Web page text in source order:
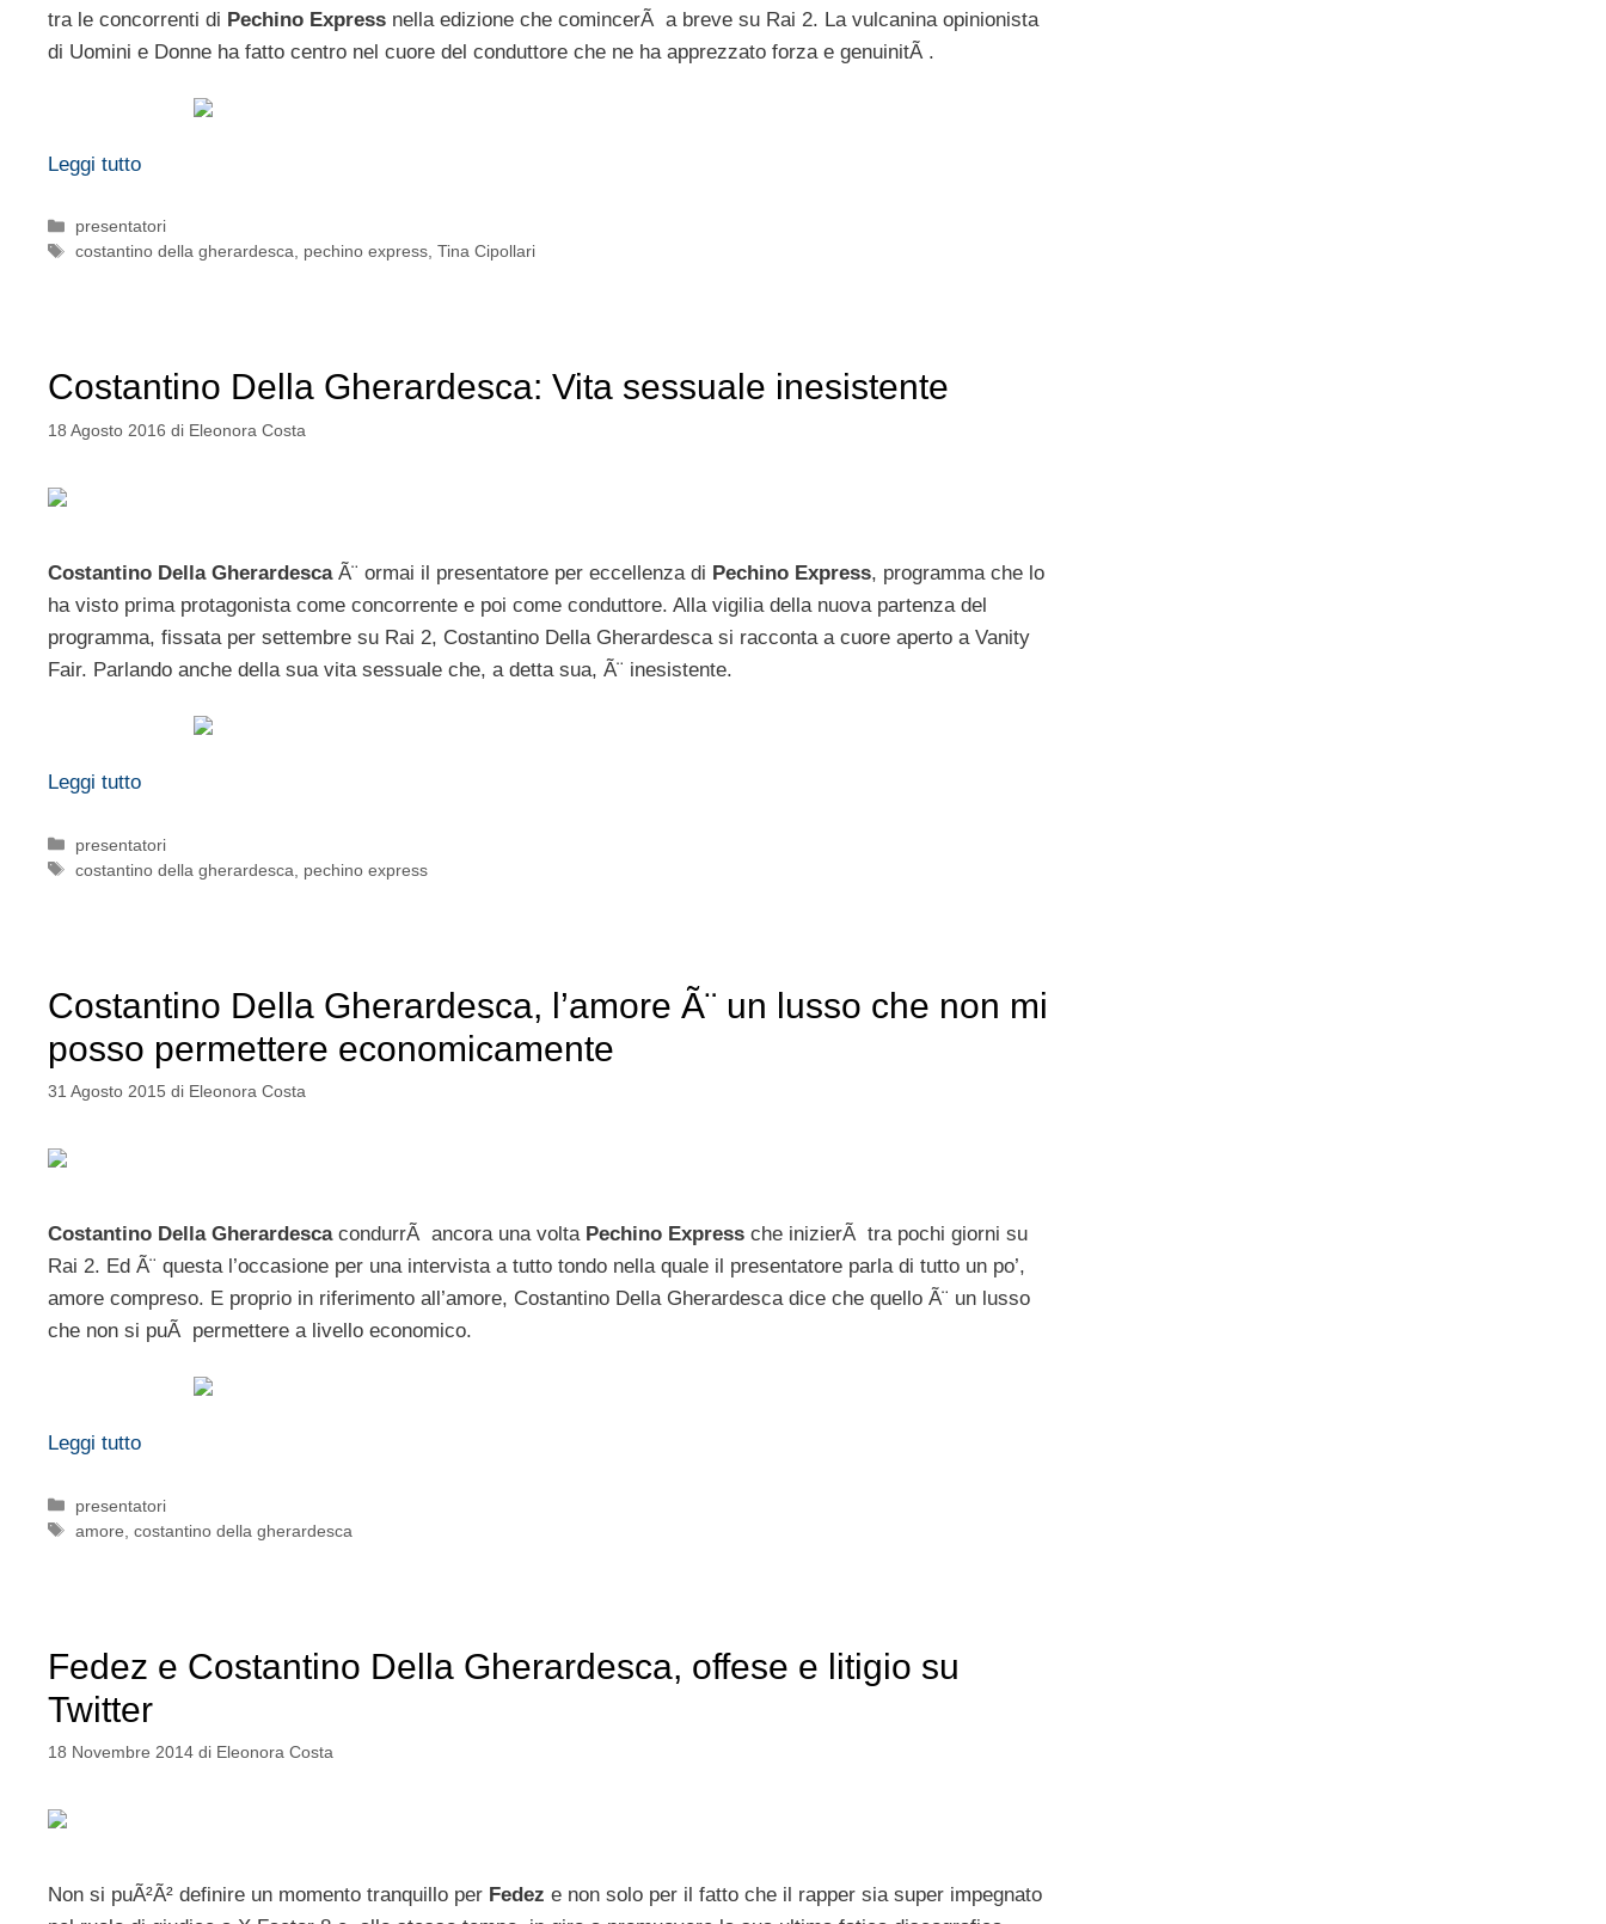
tra le concorrenti di Pechino Express nella edizione che comincerÃ a breve su Rai 2. La vulcanina opinionista
di Uomini e Donne ha fatto centro nel cuore del conduttore che ne ha apprezzato forza e genuinitÃ .
Leggi tutto
Categorie
presentatori
Tag
costantino della gherardesca, pechino express,Tina Cipollari
Costantino Della Gherardesca: Vita sessuale inesistente
18 Agosto 2016 di Eleonora Costa
Costantino Della Gherardesca Ã¨ ormai il presentatore per eccellenza di Pechino Express, programma che lo
ha visto prima protagonista come concorrente e poi come conduttore. Alla vigilia della nuova partenza del
programma, fissata per settembre su Rai 2, Costantino Della Gherardesca si racconta a cuore aperto a Vanity
Fair. Parlando anche della sua vita sessuale che, a detta sua, Ã¨ inesistente.
Leggi tutto
Categorie
presentatori
Tag
costantino della gherardesca pechino express
Costantino Della Gherardesca, l’amore Ã¨ un lusso che non mi
posso permettere economicamente
31 Agosto 2015 di Eleonora Costa
Costantino Della Gherardesca condurrÃ ancora una volta Pechino Express che inizierÃ tra pochi giorni su
Rai 2. Ed Ã¨ questa l’occasione per una intervista a tutto tondo nella quale il presentatore parla di tutto un po’,
amore compreso. E proprio in riferimento all’amore, Costantino Della Gherardesca dice che quello Ã¨ un lusso
che non si puÃ permettere a livello economico.
Leggi tutto
Categorie
presentatori
Tag
amore ,costantino della gherardesca
Fedez e Costantino Della Gherardesca, offese e litigio su
Twitter
18 Novembre 2014 di Eleonora Costa
Non si puÃ²Ã² definire un momento tranquillo per Fedez e non solo per il fatto che il rapper sia super impegnato